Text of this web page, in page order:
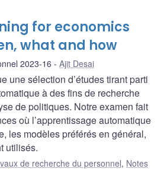
for economics
what and how
2023-16 Ajit Desai
une sélection d’études tirant parti
à des fins de recherche
de politiques. Notre examen fait
où l’apprentissage automatique
les modèles préférés en général,
utilisés.
de recherche du personnel, Notes